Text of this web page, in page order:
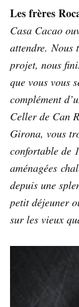
Les frères
Casa Cacao
attendre. Nous
projet, nous
que vous vous
complément
Celler de Can
Girona, vous
confortable de
aménagées
depuis une
petit déjeuner
sur les vieux